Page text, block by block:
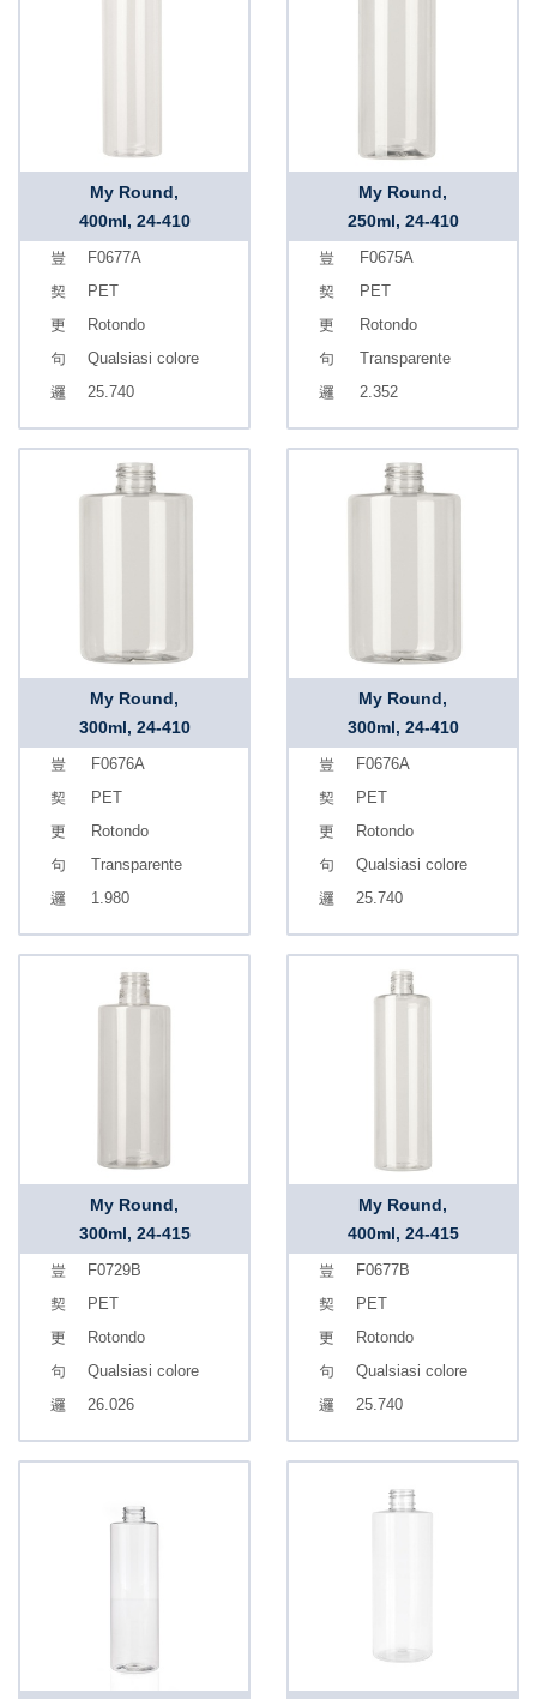
My Round,
400ml, 24-410
F0677A
PET
Rotondo
Qualsiasi colore
25.740
My Round,
250ml, 24-410
F0675A
PET
Rotondo
Transparente
2.352
My Round,
300ml, 24-410
F0676A
PET
Rotondo
Transparente
1.980
My Round,
300ml, 24-410
F0676A
PET
Rotondo
Qualsiasi colore
25.740
My Round,
300ml, 24-415
F0729B
PET
Rotondo
Qualsiasi colore
26.026
My Round,
400ml, 24-415
F0677B
PET
Rotondo
Qualsiasi colore
25.740